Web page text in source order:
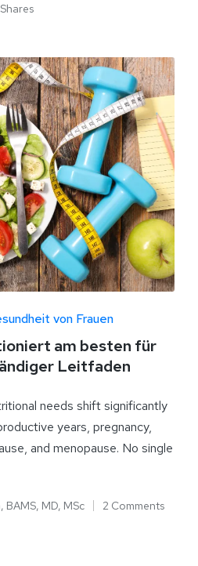
von Frauen
am besten für
Leitfaden
needs shift significantly
years, pregnancy,
and menopause. No single
BAMS, MD, MSc
2 Comments